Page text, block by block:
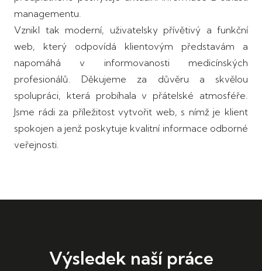
managementu.
Vznikl tak moderní, uživatelsky přívětivý a funkční
web, který odpovídá klientovým představám a
napomáhá v informovanosti medicínských
profesionálů. Děkujeme za důvěru a skvělou
spolupráci, která probíhala v přátelské atmosféře.
Jsme rádi za příležitost vytvořit web, s nímž je klient
spokojen a jenž poskytuje kvalitní informace odborné
veřejnosti.
Výsledek naší práce